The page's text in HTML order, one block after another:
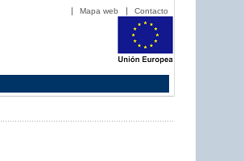
Mapa web Contacto